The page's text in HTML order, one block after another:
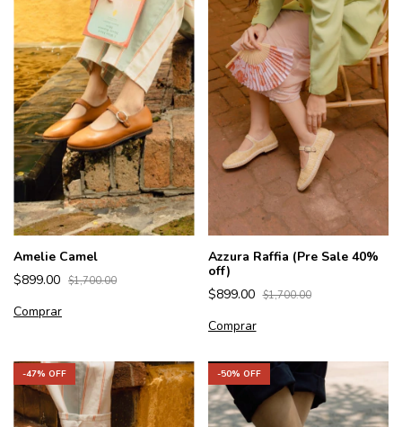
Amelie Camel
$899.00 $1,700.00
Comprar
Azzura Raffia (Pre Sale 40%
off)
$899.00 $1,700.00
Comprar
-47% OFF -50% OFF